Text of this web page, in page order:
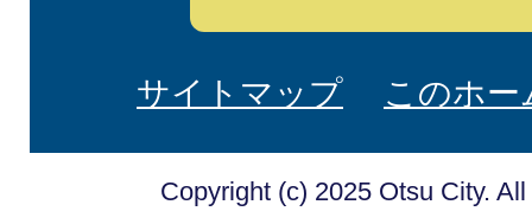
サイトマップ このホ
Copyright (c) 2025 Otsu City.